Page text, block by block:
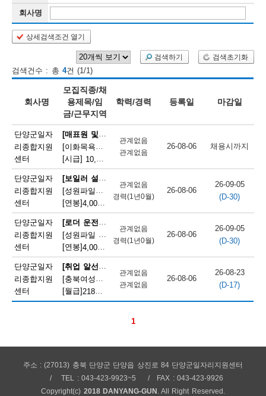
회사명
상세검색조건 열기
검색하기 검색초기화
검색건수 : 총 4건 (1/1)
회사명
모집직종/채
용제목/임
금/근무지역
학력/경력 등록일 마감일
단양군일자
리종합지원
센터
[매표원 및 복권 판매원]
[이화목욕탕찜질방] 이화파크텔 카운터 직원 모집
[시급] 10,320원 |
관계없음
관계없음
26-08-06 채용시까지
단양군일자
리종합지원
센터
[보일러 설치 및 정비원]
[성원파일주식회사]공장 보일러기사 채용 (에너지자격 우대 / 정규직)
[연봉]4,000만원 충청북도 단양군 매포읍 단양산업단지2로 47
관계없음
경력(1년0월)
26-08-06
26-09-05
(D-30)
단양군일자
리종합지원
센터
[로더 운전원(페이로더 운전원)]
[성원파일 주식회사] 로더기사 운전원 채용(자격증소지자/ 정규직)
[연봉]4,000만원 충청북도 단양군 매포읍 단양산업단지2로 47
관계없음
경력(1년0월)
26-08-06
26-09-05
(D-30)
단양군일자
리종합지원
센터
[취업 알선원]
[충북여성새로일하기지원본부] 직원채용(단양)
[월급] 218만원
관계없음
관계없음
26-08-06
26-08-23
(D-17)
1
오
등
채
용
정
보
오
늘
마
감
되
용
정
주소 : (27013) 충북 단양군 단양읍 상진로 84 단양군일자리지원센터
TEL : 043-423-9923~5
FAX : 043-423-9926
Copyright(c) 2018 DANYANG-GUN . All Right Reserved.